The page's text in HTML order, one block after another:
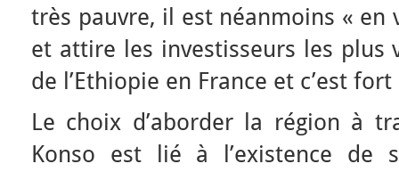
très pauvre, il est néanmoins « en
et attire les investisseurs les plus
de l’Ethiopie en France et c’est
Le choix d’aborder la région à
Konso est lié à l’existence de